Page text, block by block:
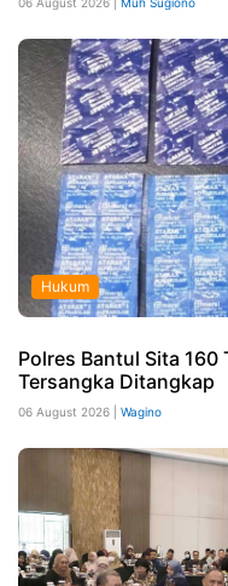
Hukum
Polres Bantul Sita
Tersangka Ditangkap
06 August 2026 | Wagino